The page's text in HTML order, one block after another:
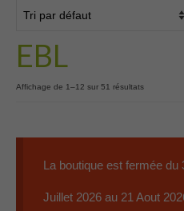
Boutique
EBL
EBL
Affichage de 1–12 sur 51 résultats
La boutique est fermée du
Juillet 2026 au 21 Aout